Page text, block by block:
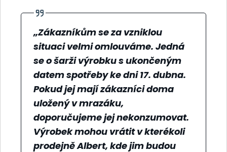
„Zákazníkům se za vzniklou
situaci velmi omlouváme. Jedná
se o šarži výrobku s ukončeným
datem spotřeby ke dni 17. dubna.
Pokud jej mají zákazníci doma
uložený v mrazáku,
doporučujeme jej nekonzumovat.
Výrobek mohou vrátit v kterékoli
prodejně Albert, kde jim budou